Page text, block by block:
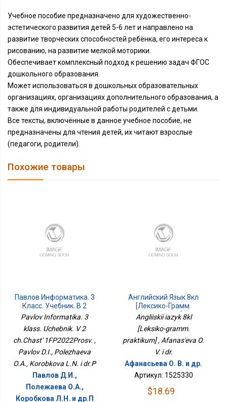
Учебное пособие предназначено для художественно-
эстетического развития детей 5-6 лет и направлено на
развитие творческих способностей ребёнка, его интереса к
рисованию, на развитие мелкой моторики.
Обеспечивает комплексный подход к решению задач ФГОС
дошкольного образования.
Может использоваться в дошкольных образовательных
организациях, организациях дополнительного образования, а
также для индивидуальной работы родителей с детьми.
Все тексты, включённые в данное учебное пособие, не
предназначены для чтения детей, их читают взрослые
(педагоги, родители).
Похожие товары
Павлов Информатика. 3
Класс. Учебник. В 2
Ч.Часть 1ФП2022Просв.
Pavlov Informatika. 3
klass. Uchebnik. V 2
ch.Chast' 1FP2022Prosv. ,
Pavlov D.I., Polezhaeva
O.A., Korobkova L.N. i dr.P
Павлов Д.И.,
Полежаева О.А.,
Коробкова Л.Н. и др.П
Английский Язык 8кл
[Лексико-Грамм.
Практикум]
Angliiskii iazyk 8kl
[Leksiko-gramm.
praktikum] , Afanas'eva O.
V. i dr.
Афанасьева О. В. и др.
Артикул: 1525330
$18.69